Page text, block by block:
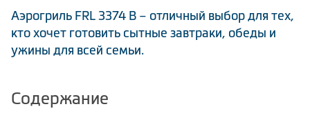
Плиты
Встраиваемая техника
Климатическая техника
Аэрогриль FRL 3374 B – отличный выбор для тех,
кто хочет готовить сытные завтраки, обеды и
ужины для всей семьи.
Содержание